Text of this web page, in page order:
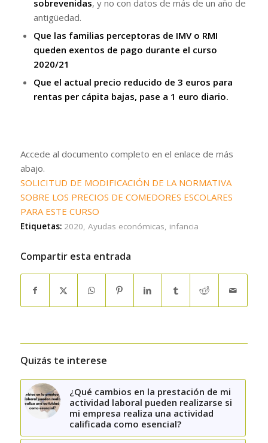
sobrevenidas, y no con datos de más de un año de
antigüedad.
Que las familias perceptoras de IMV o RMI
queden exentos de pago durante el curso
2020/21
Que el actual precio reducido de 3 euros para
rentas per cápita bajas, pase a 1 euro diario.
Accede al documento completo en el enlace de más
abajo.
SOLICITUD DE MODIFICACIÓN DE LA NORMATIVA
SOBRE LOS PRECIOS DE COMEDORES ESCOLARES
PARA ESTE CURSO
Etiquetas: 2020, Ayudas económicas, infancia
Compartir esta entrada
Quizás te interese
¿Qué cambios en la prestación de mi
actividad laboral pueden realizarse si
mi empresa realiza una actividad
calificada como esencial?